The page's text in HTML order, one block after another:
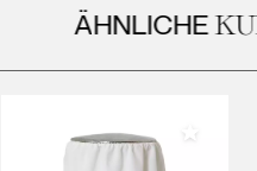
ÄHNLICHE